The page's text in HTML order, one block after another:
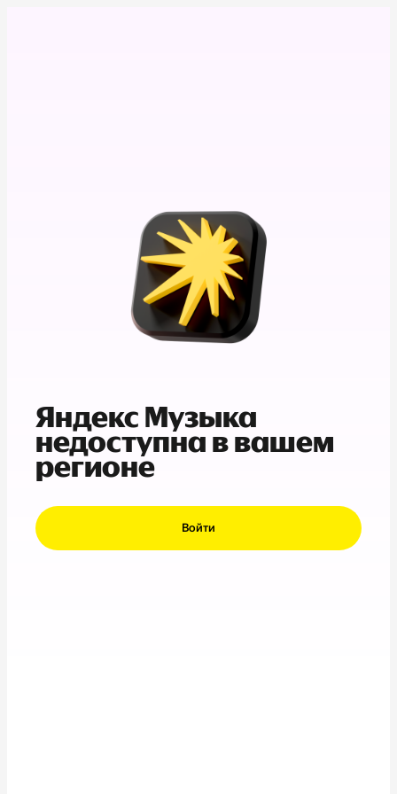
Яндекс Музыка
недоступна в вашем
регионе
Войти